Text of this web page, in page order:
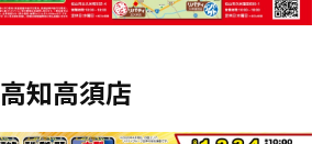
高知高須店